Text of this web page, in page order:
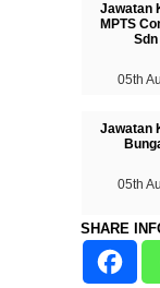
Jawatan
MPTS
Sdn
05th
Jawatan
05th
SHARE